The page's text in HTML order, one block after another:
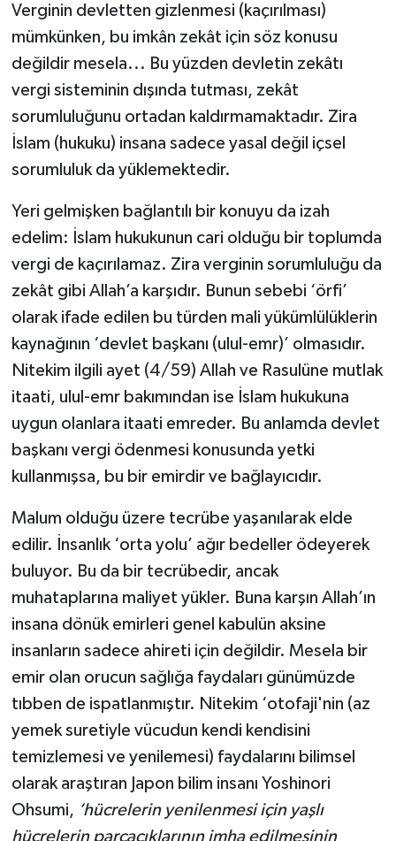
Verginin devletten gizlenmesi (kaçırılması)
mümkünken, bu imkân zekât için söz konusu
değildir mesela... Bu yüzden devletin zekâtı
vergi sisteminin dışında tutması, zekât
sorumluluğunu ortadan kaldırmamaktadır. Zira
İslam (hukuku) insana sadece yasal değil içsel
sorumluluk da yüklemektedir.
Yeri gelmişken bağlantılı bir konuyu da izah
edelim: İslam hukukunun cari olduğu bir toplumda
vergi de kaçırılamaz. Zira verginin sorumluluğu da
zekât gibi Allah’a karşıdır. Bunun sebebi ‘örfi’
olarak ifade edilen bu türden mali yükümlülüklerin
kaynağının ‘devlet başkanı (ulul-emr)’ olmasıdır.
Nitekim ilgili ayet (4/59) Allah ve Rasulüne mutlak
itaati, ulul-emr bakımından ise İslam hukukuna
uygun olanlara itaati emreder. Bu anlamda devlet
başkanı vergi ödenmesi konusunda yetki
kullanmışsa, bu bir emirdir ve bağlayıcıdır.
Malum olduğu üzere tecrübe yaşanılarak elde
edilir. İnsanlık ‘orta yolu’ ağır bedeller ödeyerek
buluyor. Bu da bir tecrübedir, ancak
muhataplarına maliyet yükler. Buna karşın Allah’ın
insana dönük emirleri genel kabulün aksine
insanların sadece ahireti için değildir. Mesela bir
emir olan orucun sağlığa faydaları günümüzde
tıbben de ispatlanmıştır. Nitekim ‘otofaji'nin (az
yemek suretiyle vücudun kendi kendisini
temizlemesi ve yenilemesi) faydalarını bilimsel
olarak araştıran Japon bilim insanı Yoshinori
Ohsumi, ‘hücrelerin yenilenmesi için yaşlı
hücrelerin parçacıklarının imha edilmesinin